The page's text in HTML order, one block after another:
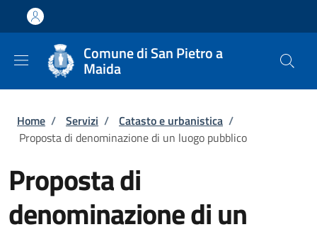
Salta al contenuto principale
Skip to footer content
Comune di San Pietro a
Maida
Briciole di pane
Home / Servizi / Catasto e urbanistica /
Proposta di denominazione di un luogo pubblico
Proposta di
denominazione di un